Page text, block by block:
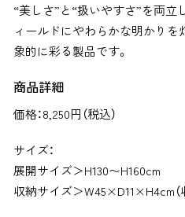
“美しさ”と“扱いやすさ”を両立
ィールドにやわらかな明かりを
象的に彩る製品です。
商品詳細
価格：8,250円（税込）
サイズ：
展開サイズ＞H130〜H160cm
収納サイズ＞W45×D11×H4cm（